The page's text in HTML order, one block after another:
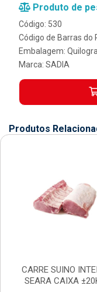
Produto de
Código: 530
Código de Barras do
Embalagem:
Marca: SADIA
Produtos
CARRE SUINO
SEARA CAIXA